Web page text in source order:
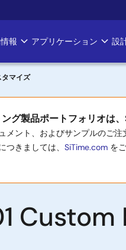
報 アプリケーション 設
タマイズ
グ製品ポートフォリオは
メント、およびサンプルのご
つきましては、 SiTime.com を